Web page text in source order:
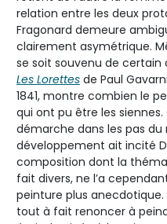
relation entre les deux
Fragonard demeure
clairement asymétrique.
se soit souvenu de certain
Les Lorettes de Paul
1841, montre combien le
qui ont pu être les siennes.
démarche dans les pas du
développement ait incité
composition dont la
fait divers, ne l’a
peinture plus anecdotique.
tout à fait renoncer à